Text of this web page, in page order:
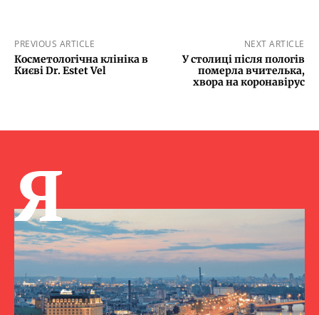
PREVIOUS ARTICLE
Косметологічна клініка в
Києві Dr. Estet Vel
NEXT ARTICLE
У столиці після пологів
померла вчителька,
хвора на коронавірус
Я